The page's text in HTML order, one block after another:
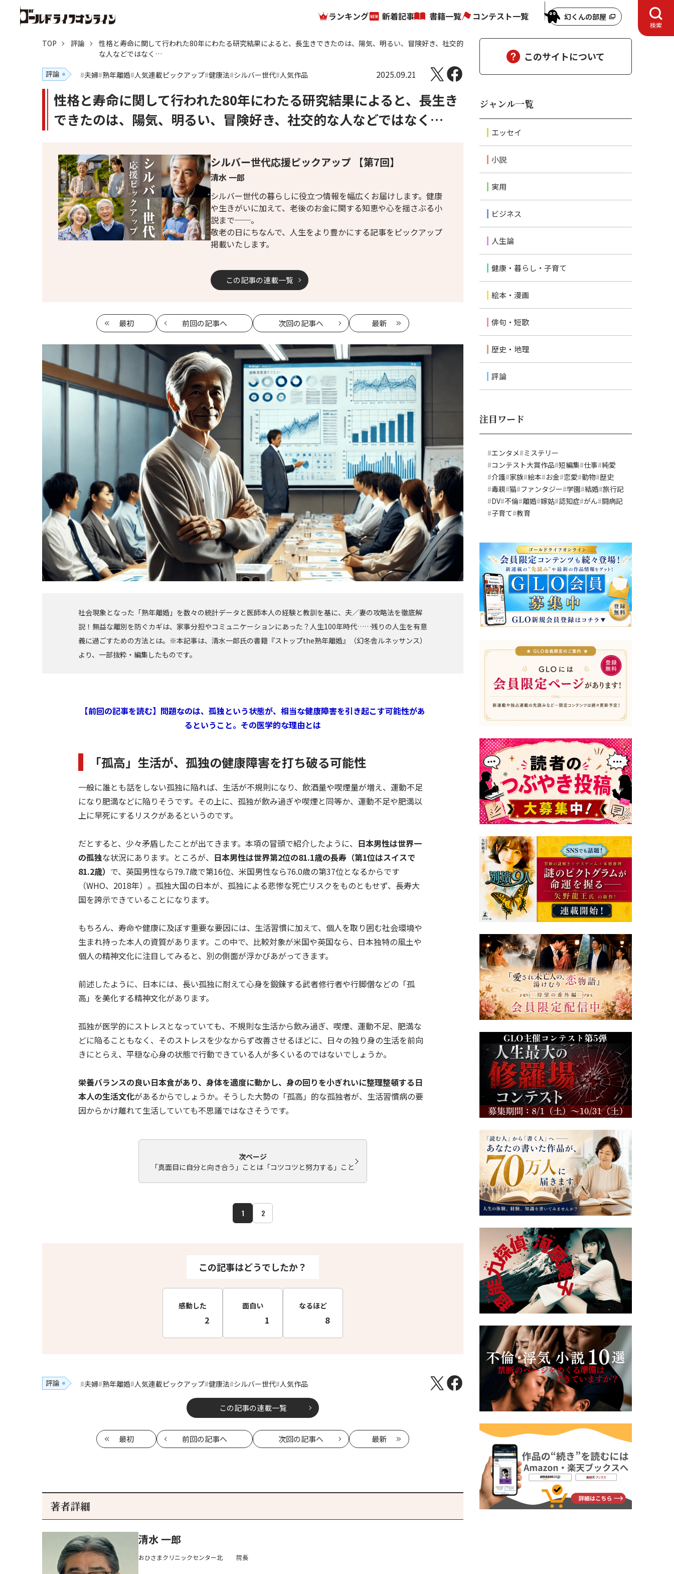
ランキング 新着記事 書籍一覧 コンテスト一覧 幻くんの部屋
検索
TOP 評論
性格と寿命に関して行われた80年にわたる研究結果によると、長生きできたのは、陽気、明るい、冒険好き、社交的
な人などではなく…
評論
夫婦 熟年離婚 人気連載ピックアップ 健康法 シルバー世代 人気作品 2025.09.21
性格と寿命に関して行われた80年にわたる研究結果によると、長生き
できたのは、陽気、明るい、冒険好き、社交的な人などではなく…
シルバー世代応援ピックアップ 【第7回】
清水 一郎
シルバー世代の暮らしに役立つ情報を幅広くお届けします。健康
や生きがいに加えて、老後のお金に関する知恵や心を揺さぶる小
説まで──。
敬老の日にちなんで、人生をより豊かにする記事をピックアップ
掲載いたします。
この記事の連載一覧
最初 前回の記事へ 次回の記事へ 最新
社会現象となった「熟年離婚」を数々の統計データと医師本人の経験と教訓を基に、夫／妻の攻略法を徹底解
説！無益な離別を防ぐカギは、家事分担やコミュニケーションにあった？人生100年時代……残りの人生を有意
義に過ごすための方法とは。※本記事は、清水一郎氏の書籍『ストップthe熟年離婚』（幻冬舎ルネッサンス）
より、一部抜粋・編集したものです。
【前回の記事を読む】問題なのは、孤独という状態が、相当な健康障害を引き起こす可能性があ
るということ。その医学的な理由とは
「孤高」生活が、孤独の健康障害を打ち破る可能性
一般に誰とも話をしない孤独に陥れば、生活が不規則になり、飲酒量や喫煙量が増え、運動不足
になり肥満などに陥りそうです。その上に、孤独が飲み過ぎや喫煙と同等か、運動不足や肥満以
上に早死にするリスクがあるというのです。
だとすると、少々矛盾したことが出てきます。本項の冒頭で紹介したように、 日本男性は世界一
の孤独な状況にあります。ところが、 日本男性は世界第2位の81.1歳の長寿（第1位はスイスで
81.2歳） で、英国男性なら79.7歳で第16位、米国男性なら76.0歳の第37位となるからです
（WHO、2018年）。孤独大国の日本が、孤独による悲惨な死亡リスクをものともせず、長寿大
国を誇示できていることになります。
もちろん、寿命や健康に及ぼす重要な要因には、生活習慣に加えて、個人を取り囲む社会環境や
生まれ持った本人の資質があります。この中で、比較対象が米国や英国なら、日本独特の風土や
個人の精神文化に注目してみると、別の側面が浮かびあがってきます。
前述したように、日本には、長い孤独に耐えて心身を鍛錬する武者修行者や行脚僧などの「孤
高」を美化する精神文化があります。
孤独が医学的にストレスとなっていても、不規則な生活から飲み過ぎ、喫煙、運動不足、肥満な
どに陥ることもなく、そのストレスを少なからず改善させるほどに、日々の独り身の生活を前向
きにとらえ、平穏な心身の状態で行動できている人が多くいるのではないでしょうか。
栄養バランスの良い日本食があり、身体を適度に動かし、身の回りを小ぎれいに整理整頓する日
本人の生活文化があるからでしょうか。そうした大勢の「孤高」的な孤独者が、生活習慣病の要
因からかけ離れて生活していても不思議ではなさそうです。
次ページ
「真面目に自分と向き合う」ことは「コツコツと努力する」こと
1 2
この記事はどうでしたか？
感動した
2
面白い
1
なるほど
8
評論 夫婦 熟年離婚 人気連載ピックアップ 健康法 シルバー世代 人気作品
この記事の連載一覧
最初 前回の記事へ 次回の記事へ 最新
著者詳細
清水 一郎
おひさまクリニックセンター北 院長
このサイトについて
ジャンル一覧
エッセイ
小説
実用
ビジネス
人生論
健康・暮らし・子育て
絵本・漫画
俳句・短歌
歴史・地理
評論
注目ワード
エンタメ ミステリー
コンテスト大賞作品 短編集 仕事 純愛
介護 家族 絵本 お金 恋愛 動物 歴史
毒親 猫 ファンタジー 学園 結婚 旅行記
DV 不倫 離婚 嫁姑 認知症 がん 闘病記
子育て 教育